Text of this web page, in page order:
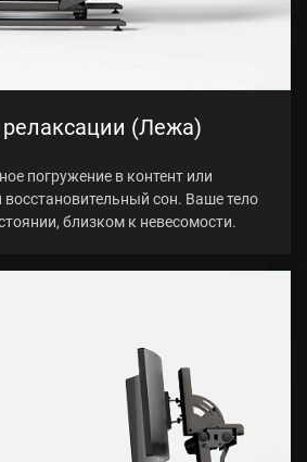
(Лежа)
погружение в контент или
сон. Ваше тело
близком к невесомости.